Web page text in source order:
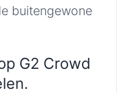
buitengewone
G2 Crowd